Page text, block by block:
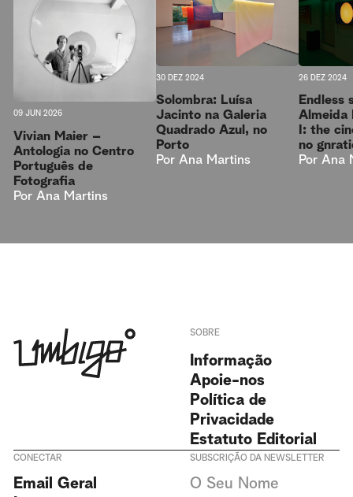
09 JUN 2026
Vivian Maier –
Antologia no Centro
Português de
Fotografia
Por Ana Martins
30 DEZ 2024
Solombra: Luísa
Jacinto na Galeria
Quadrado Azul, no
Porto
Por Ana Martins
26 DEZ 2024
Endless
Almeida
I: the
no
Por Ana
SOBRE
Informação
Apoie-nos
Política de
Privacidade
Estatuto Editorial
CONECTAR
Email Geral
SUBSCRIÇÃO DA NEWSLETTER
Revista Umbigo e aceito a